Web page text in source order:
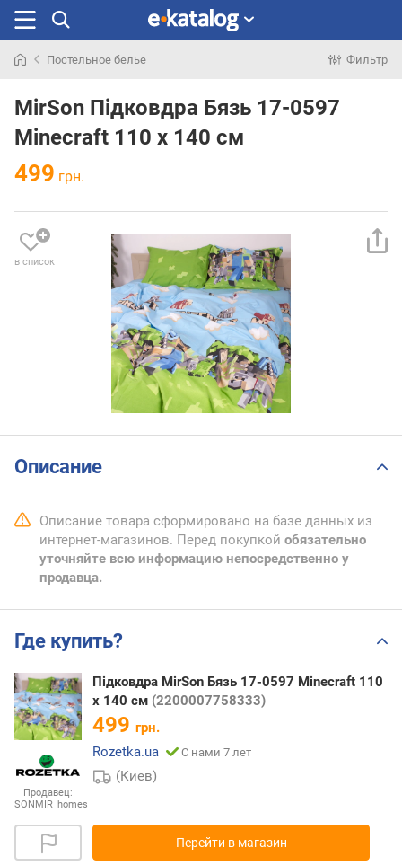
раньше
Постельное белье Фильтр
MirSon Підковдра Бязь 17-0597
Minecraft 110 x 140 см
499 грн.
в список
Описание
Описание товара сформировано на базе данных из
интернет-магазинов. Перед покупкой обязательно
уточняйте всю информацию непосредственно у
продавца.
Где купить?
Продавец:
SONMIR_homes
Підковдра MirSon Бязь 17-0597 Minecraft 110
x 140 см (2200007758333)
499 грн.
Rozetka.ua
С нами 7 лет
(Киев)
Перейти в магазин